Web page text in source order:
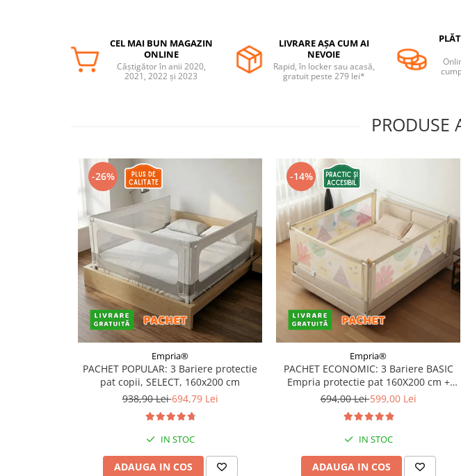
Puericultura mare
Somnul bebelusului
Ingrijire bebe si mama
Igiena si ingrijire bebelusi
Accesorii bebelusi / nou-nascuti
Perne si saltele bebelusi
Diversificare bebelusi
Baia bebelusului
Jucarii copii si jocuri educative
Jocuri educative
Covorase ortopedice senzoriale
Cuburi magnetice JollyHeap®
Stikere decorative si covoare
CEL MAI BUN MAGAZIN
ONLINE
Câștigător în anii 2020,
2021, 2022 și 2023
LIVRARE AȘA CUM AI
NEVOIE
Rapid, în locker sau acasă,
gratuit peste 279 lei*
PRODUSE
-26%
Empria®
PACHET POPULAR: 3 Bariere protectie
pat copii, SELECT, 160x200 cm
938,90 Lei694,79 Lei
IN STOC
ADAUGA IN COS
-14%
Empria®
PACHET ECONOMIC: 3 Bariere BASIC
Empria protectie pat 160X200 cm +
bara stabilizatoare
694,00 Lei599,00 Lei
IN STOC
ADAUGA IN COS